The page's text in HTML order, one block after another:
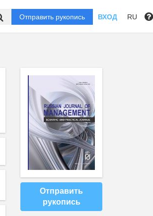
Отправить рукопись ВХОД RU
Отправить
рукопись